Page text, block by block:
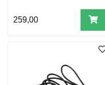
259,00